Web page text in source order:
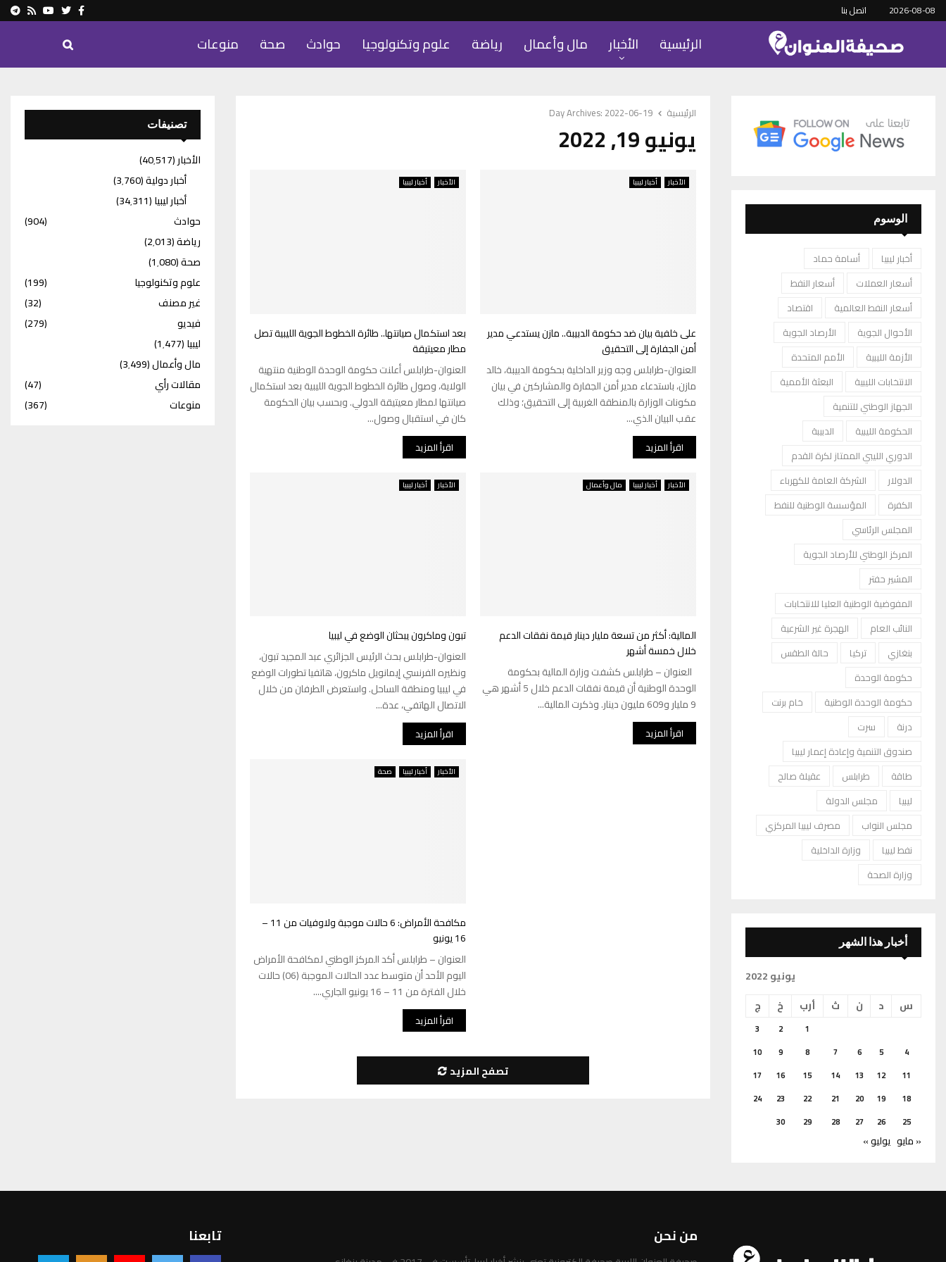
2026-08-08 اتصل بنا Facebook
Twitter
Youtube
Rss
الرئيسية الأخبار مال وأعمال رياضة علوم وتكنولوجيا حوادث صحة منوعات
الرئيسية Day Archives: 2022-06-19
يونيو 19, 2022
الأخبار أخبار ليبيا
بعد استكمال صيانتها.. طائرة الخطوط الجوية الليبية تصل
مطار معيتيقة
العنوان-طرابلس أعلنت حكومة الوحدة الوطنية منتهية
الولاية، وصول طائرة الخطوط الجوية الليبية بعد استكمال
صيانتها لمطار معيتيقة الدولي. وبحسب بيان الحكومة
كان في استقبال وصول...
اقرأ المزيد
الأخبار أخبار ليبيا
على خلفية بيان ضد حكومة الدبيبة.. مازن يستدعي مدير
أمن الجفارة إلى التحقيق
العنوان-طرابلس وجه وزير الداخلية بحكومة الدبيبة، خالد
مازن، باستدعاء مدير أمن الجفارة والمشاركين في بيان
مكونات الوزارة بالمنطقة الغربية إلى التحقيق؛ وذلك
عقب البيان الذي...
اقرأ المزيد
الأخبار أخبار ليبيا
تبون وماكرون يبحثان الوضع في ليبيا
العنوان-طرابلس بحث الرئيس الجزائري عبد المجيد تبون،
ونظيره الفرنسي إيمانويل ماكرون، هاتفيا تطورات الوضع
في ليبيا ومنطقة الساحل. واستعرض الطرفان من خلال
الاتصال الهاتفي، عدة...
اقرأ المزيد
الأخبار أخبار ليبيا مال وأعمال
المالية: أكثر من تسعة مليار دينار قيمة نفقات الدعم
خلال خمسة أشهر
العنوان – طرابلس كشفت وزارة المالية بحكومة
الوحدة الوطنية أن قيمة نفقات الدعم خلال 5 أشهر هي
9 مليار و609 مليون دينار. وذكرت المالية...
اقرأ المزيد
الأخبار أخبار ليبيا صحة
مكافحة الأمراض: 6 حالات موجبة ولاوفيات من 11 –
16 يونيو
العنوان – طرابلس أكد المركز الوطني لمكافحة الأمراض
اليوم الأحد أن متوسط عدد الحالات الموجبة (06) حالات
خلال الفترة من 11 – 16 يونيو الجاري....
اقرأ المزيد
تصفح المزيد
الوسوم
أخبار ليبيا
أسامة حماد
أسعار العملات
أسعار النفط
أسعار النفط العالمية
اقتصاد
الأحوال الجوية
الأرصاد الجوية
الأزمة الليبية
الأمم المتحدة
الانتخابات الليبية
البعثة الأممية
الجهاز الوطني للتنمية
الحكومة الليبية
الدبيبة
الدوري الليبي الممتاز لكرة القدم
الدولار
الشركة العامة للكهرباء
الكفرة
المؤسسة الوطنية للنفط
المجلس الرئاسي
المركز الوطني للأرصاد الجوية
المشير حفتر
المفوضية الوطنية العليا للانتخابات
النائب العام
الهجرة غير الشرعية
بنغازي
تركيا
حالة الطقس
حكومة الوحدة
حكومة الوحدة الوطنية
خام برنت
درنة
سرت
صندوق التنمية وإعادة إعمار ليبيا
طاقة
طرابلس
عقيلة صالح
ليبيا
مجلس الدولة
مجلس النواب
مصرف ليبيا المركزي
نفط ليبيا
وزارة الداخلية
وزارة الصحة
أخبار هذا الشهر
يونيو 2022
س
د ن ث أرب خ ج
1
2
3
4
5
6
7
8
9
10
11
12
13
14
15
16
17
18
19
20
21
22
23
24
25
26
27
28
29
30
« مايو يوليو »
تصنيفات
الأخبار(40٬517)
أخبار دولية(3٬760)
أخبار ليبيا(34٬311)
حوادث
(904)
رياضة(2٬013)
صحة(1٬080)
علوم وتكنولوجيا
(199)
غير مصنف
(32)
فيديو
(279)
ليبيا(1٬477)
مال وأعمال(3٬499)
مقالات رأي
(47)
منوعات
(367)
من نحن تابعنا